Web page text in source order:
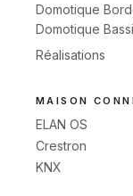
Domotique
Domotique
Réalisations
MAISON
ELAN OS
Crestron
KNX